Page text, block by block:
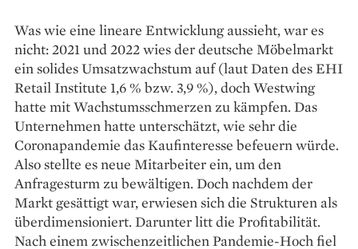
Was wie eine lineare Entwicklung aussieht, war es
nicht: 2021 und 2022 wies der deutsche Möbelmarkt
ein solides Umsatzwachstum auf (laut Daten des EHI
Retail Institute 1,6 % bzw. 3,9 %), doch Westwing
hatte mit Wachstumsschmerzen zu kämpfen. Das
Unternehmen hatte unterschätzt, wie sehr die
Coronapandemie das Kaufinteresse befeuern würde.
Also stellte es neue Mitarbeiter ein, um den
Anfragesturm zu bewältigen. Doch nachdem der
Markt gesättigt war, erwiesen sich die Strukturen als
überdimensioniert. Darunter litt die Profitabilität.
Nach einem zwischenzeitlichen Pandemie-Hoch fiel